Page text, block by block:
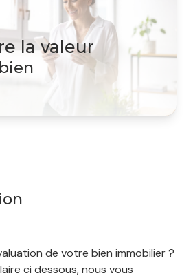
la valeur
de votre bien immobilier ?
ci dessous, nous vous